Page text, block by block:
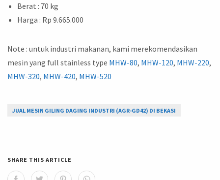
Berat : 70 kg
Harga : Rp 9.665.000
Note : untuk industri makanan, kami merekomendasikan
mesin yang full stainless type MHW-80, MHW-120, MHW-220,
MHW-320, MHW-420, MHW-520
JUAL MESIN GILING DAGING INDUSTRI (AGR-GD42) DI BEKASI
SHARE THIS ARTICLE